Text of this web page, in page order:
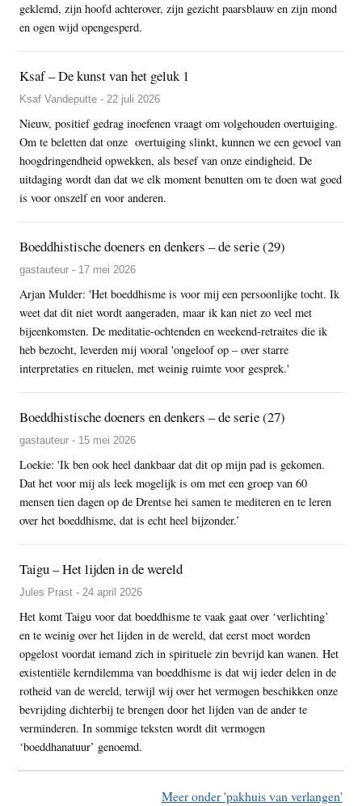
geklemd, zijn hoofd achterover, zijn gezicht paarsblauw en zijn mond
en ogen wijd opengesperd.
Ksaf – De kunst van het geluk 1
Ksaf Vandeputte - 22 juli 2026
Nieuw, positief gedrag inoefenen vraagt om volgehouden overtuiging.
Om te beletten dat onze overtuiging slinkt, kunnen we een gevoel van
hoogdringendheid opwekken, als besef van onze eindigheid. De
uitdaging wordt dan dat we elk moment benutten om te doen wat goed
is voor onszelf en voor anderen.
Boeddhistische doeners en denkers – de serie (29)
gastauteur - 17 mei 2026
Arjan Mulder: 'Het boeddhisme is voor mij een persoonlijke tocht. Ik
weet dat dit niet wordt aangeraden, maar ik kan niet zo veel met
bijeenkomsten. De meditatie-ochtenden en weekend-retraites die ik
heb bezocht, leverden mij vooral 'ongeloof op – over starre
interpretaties en rituelen, met weinig ruimte voor gesprek.'
Boeddhistische doeners en denkers – de serie (27)
gastauteur - 15 mei 2026
Loekie: 'Ik ben ook heel dankbaar dat dit op mijn pad is gekomen.
Dat het voor mij als leek mogelijk is om met een groep van 60
mensen tien dagen op de Drentse hei samen te mediteren en te leren
over het boeddhisme, dat is echt heel bijzonder.’
Taigu – Het lijden in de wereld
Jules Prast - 24 april 2026
Het komt Taigu voor dat boeddhisme te vaak gaat over ‘verlichting’
en te weinig over het lijden in de wereld, dat eerst moet worden
opgelost voordat iemand zich in spirituele zin bevrijd kan wanen. Het
existentiële kerndilemma van boeddhisme is dat wij ieder delen in de
rotheid van de wereld, terwijl wij over het vermogen beschikken onze
bevrijding dichterbij te brengen door het lijden van de ander te
verminderen. In sommige teksten wordt dit vermogen
‘boeddhanatuur’ genoemd.
Meer onder 'pakhuis van verlangen'